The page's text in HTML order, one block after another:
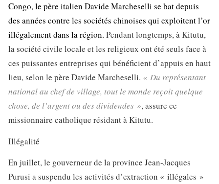
Congo, le père italien Davide Marcheselli se bat depuis
des années contre les sociétés chinoises qui exploitent l’or
illégalement dans la région. Pendant longtemps, à Kitutu,
la société civile locale et les religieux ont été seuls face à
ces puissantes entreprises qui bénéficient d’appuis en haut
lieu, selon le père Davide Marcheselli. « Du représentant
national au chef de village, tout le monde reçoit quelque
chose, de l’argent ou des dividendes », assure ce
missionnaire catholique résidant à Kitutu.
Illégalité
En juillet, le gouverneur de la province Jean-Jacques
Purusi a suspendu les activités d’extraction « illégales »